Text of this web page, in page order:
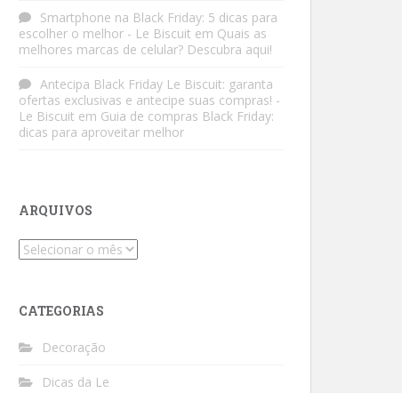
Smartphone na Black Friday: 5 dicas para
escolher o melhor - Le Biscuit em Quais as
melhores marcas de celular? Descubra aqui!
Antecipa Black Friday Le Biscuit: garanta
ofertas exclusivas e antecipe suas compras! -
Le Biscuit em Guia de compras Black Friday:
dicas para aproveitar melhor
ARQUIVOS
Arquivos
CATEGORIAS
Decoração
Dicas da Le